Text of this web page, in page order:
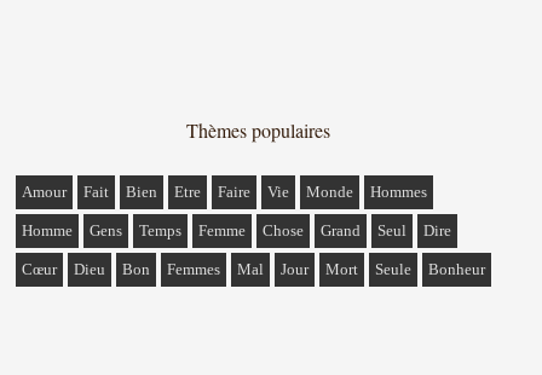
Thèmes populaires
Amour Fait Bien Etre Faire Vie Monde Hommes
Homme Gens Temps Femme Chose Grand Seul Dire
Cœur Dieu Bon Femmes Mal Jour Mort Seule Bonheur